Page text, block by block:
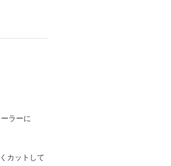
ラーに
カットして